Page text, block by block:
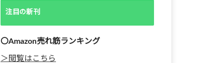
注目の新刊
〇Amazon売れ筋ランキング
＞閲覧はこちら